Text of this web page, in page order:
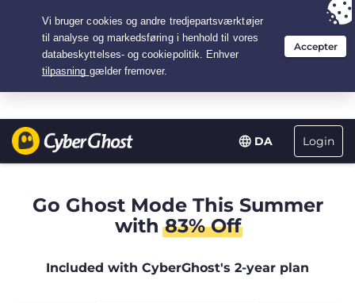
DA Login
Your choice:The Best Dealfor 2.1666666666667-years at $
/month
Go Ghost Mode This Summer
with83% Off
Included with CyberGhost's 2-year plan